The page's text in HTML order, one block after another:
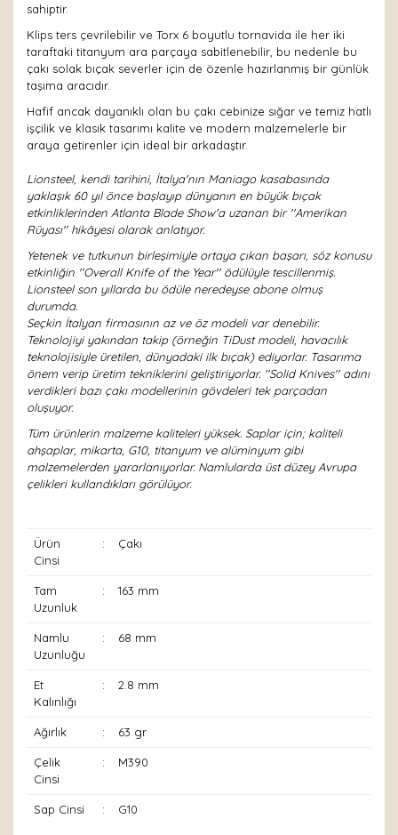
sahiptir.
Klips ters çevrilebilir ve Torx 6 boyutlu tornavida ile her iki
taraftaki titanyum ara parçaya sabitlenebilir, bu nedenle bu
çakı solak bıçak severler için de özenle hazırlanmış bir günlük
taşıma aracıdır.
Hafif ancak dayanıklı olan bu çakı cebinize sığar ve temiz hatlı
işçilik ve klasik tasarımı kalite ve modern malzemelerle bir
araya getirenler için ideal bir arkadaştır.
Lionsteel, kendi tarihini, İtalya'nın Maniago kasabasında
yaklaşık 60 yıl önce başlayıp dünyanın en büyük bıçak
etkinliklerinden Atlanta Blade Show'a uzanan bir ''Amerikan
Rüyası'' hikâyesi olarak anlatıyor.
Yetenek ve tutkunun birleşimiyle ortaya çıkan başarı, söz konusu
etkinliğin ''Overall Knife of the Year'' ödülüyle tescillenmiş.
Lionsteel son yıllarda bu ödüle neredeyse abone olmuş
durumda.
Seçkin İtalyan firmasının az ve öz modeli var denebilir.
Teknolojiyi yakından takip (örneğin TiDust modeli, havacılık
teknolojisiyle üretilen, dünyadaki ilk bıçak) ediyorlar. Tasarıma
önem verip üretim tekniklerini geliştiriyorlar. ''Solid Knives'' adını
verdikleri bazı çakı modellerinin gövdeleri tek parçadan
oluşuyor.
Tüm ürünlerin malzeme kaliteleri yüksek. Saplar için; kaliteli
ahşaplar, mikarta, G10, titanyum ve alüminyum gibi
malzemelerden yararlanıyorlar. Namlularda üst düzey Avrupa
çelikleri kullandıkları görülüyor.
Ürün
Cinsi
: Çakı
Tam
Uzunluk
: 163 mm
Namlu
Uzunluğu
: 68 mm
Et
Kalınlığı
: 2.8 mm
Ağırlık : 63 gr
Çelik
Cinsi
: M390
Sap Cinsi : G10